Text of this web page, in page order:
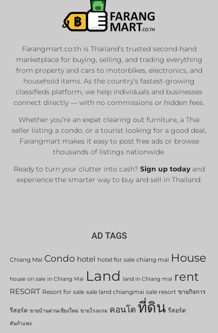
List Your
Properties
Private Sellers
Real Estate Agents
Sale & Rent
List Now
Farangmart.co.th is Thailand’s trusted second-hand
marketplace for buying, selling, and trading everything
from property and cars to motorbikes, electronics, and
household items. As the country’s fastest-growing
classifieds platform, we help individuals and businesses
connect directly — with no commissions or hidden fees.
Whether you’re an expat clearing out furniture, a Thai
seller listing a condo, or a tourist looking for a good deal,
Farangmart makes it easy to post free ads or browse
thousands of listings nationwide.
Ready to turn your clutter into cash? Sign up todayand
experience the smarter way to buy and sell in Thailand.
AD TAGS
Chiang Mai Condo hotel hotel for sale chiang mai House
house on sale in Chiang Mai Land land in Chiang mai rent
RESORT Resort for sale sale land chiangmai sale resort ขายกิจการ
รีสอร์ต ขายบ้านสวนเชียงใหม่ ขายโรงแรม คอนโด ที่ดิน รีสอร์ต
สันกำแพง